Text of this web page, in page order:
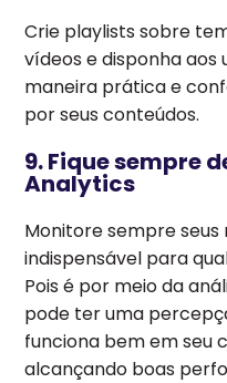
Crie playlists sobre
vídeos e disponha aos
maneira prática e
por seus conteúdos.
9. Fique sempre
Analytics
Monitore sempre seus
indispensável para
Pois é por meio da
pode ter uma
funciona bem em seu
alcançando boas